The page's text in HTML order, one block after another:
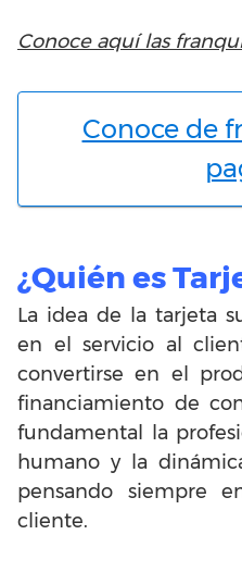
Conoce aquí las
Conoce de
¿Quién es
La idea de la tarjeta
en el servicio al
convertirse en el
financiamiento de
fundamental la
humano y la
pensando siempre
cliente.